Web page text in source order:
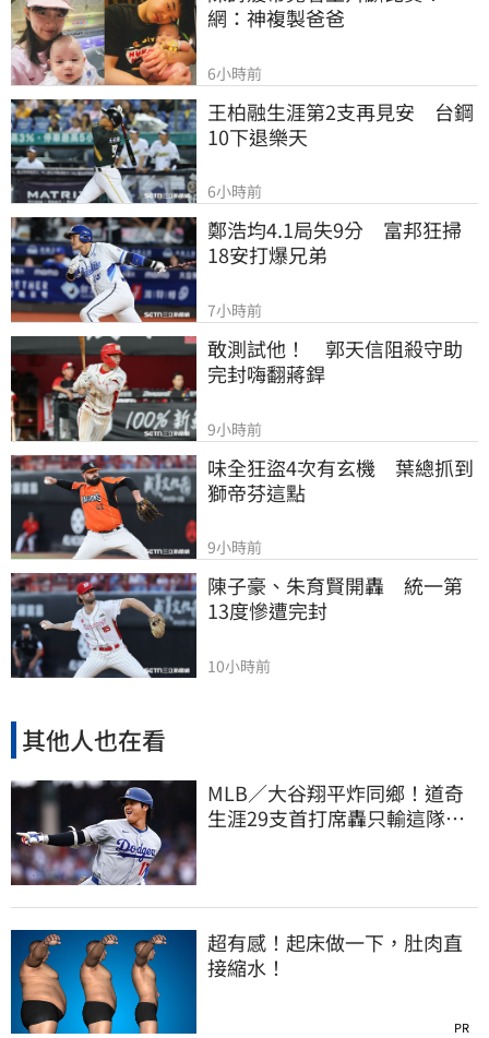
網：神複製爸爸
6小時前
王柏融生涯第2支再見安　台鋼
10下退樂天
6小時前
鄭浩均4.1局失9分　富邦狂掃
18安打爆兄弟
7小時前
敢測試他！　郭天信阻殺守助
完封嗨翻蔣銲
9小時前
味全狂盜4次有玄機　葉總抓到
獅帝芬這點
9小時前
陳子豪、朱育賢開轟　統一第
13度慘遭完封
10小時前
其他人也在看
MLB／大谷翔平炸同鄉！道奇
生涯29支首打席轟只輸這隊
超有感！起床做一下，肚肉直
接縮水！
PR